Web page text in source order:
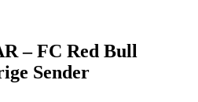
– FC Red Bull
Sender